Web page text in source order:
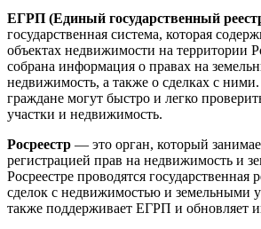
ЕГРП (Единый государственный
государственная система, которая
объектах недвижимости на территории
собрана информация о правах на
недвижимость, а также о сделках с
граждане могут быстро и легко
участки и недвижимость.
Росреестр — это орган, который
регистрацией прав на недвижимость и
Росреестре проводятся государственная
сделок с недвижимостью и земельными
также поддерживает ЕГРП и обновляет